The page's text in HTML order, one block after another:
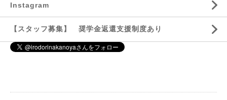
Instagram
【スタッフ募集】 奨学金返還支援制度あり